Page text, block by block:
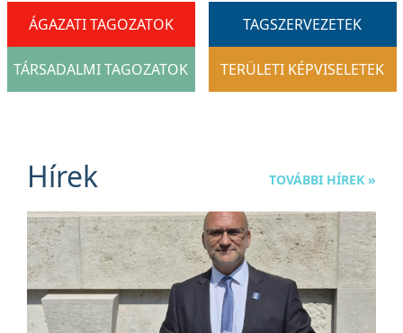
ÁGAZATI TAGOZATOK
TÁRSADALMI TAGOZATOK
TAGSZERVEZETEK
TERÜLETI KÉPVISELETEK
Hírek TOVÁBBI HÍREK »